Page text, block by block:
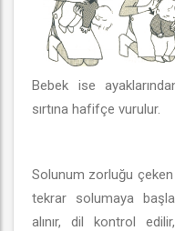
Bebek ise
sırtına hafifçe vurulur.
Solunum zorluğu
tekrar solumaya
alınır, dil kontrol